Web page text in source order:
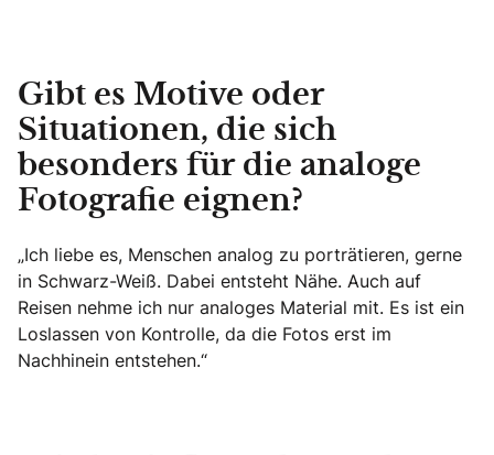
Gibt es Motive oder
Situationen, die sich
besonders für die analoge
Fotografie eignen?
„Ich liebe es, Menschen analog zu porträtieren, gerne
in Schwarz-Weiß. Dabei entsteht Nähe. Auch auf
Reisen nehme ich nur analoges Material mit. Es ist ein
Loslassen von Kontrolle, da die Fotos erst im
Nachhinein entstehen.“